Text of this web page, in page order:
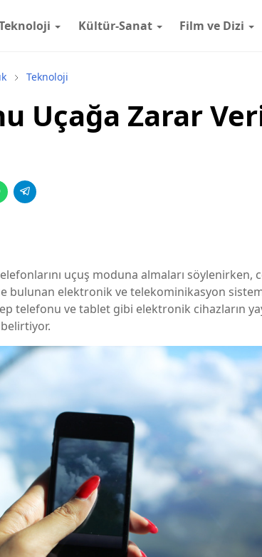
Kültür-Sanat Film ve Dizi
Teknoloji
Uçağa Zarar
uçuş moduna almaları söylenirken,
bulunan elektronik ve telekominikasyon
telefonu ve tablet gibi elektronik cihazların